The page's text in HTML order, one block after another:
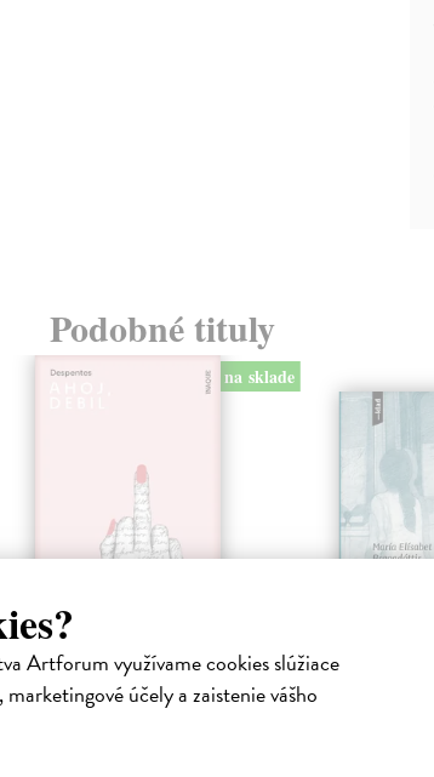
Artforum využívame cookies slúžiace
účely a zaistenie vášho
Podobné tituly
na sklade
Ahoj, debil
Despentes Virginie | Kniha
Izba v
Debutová